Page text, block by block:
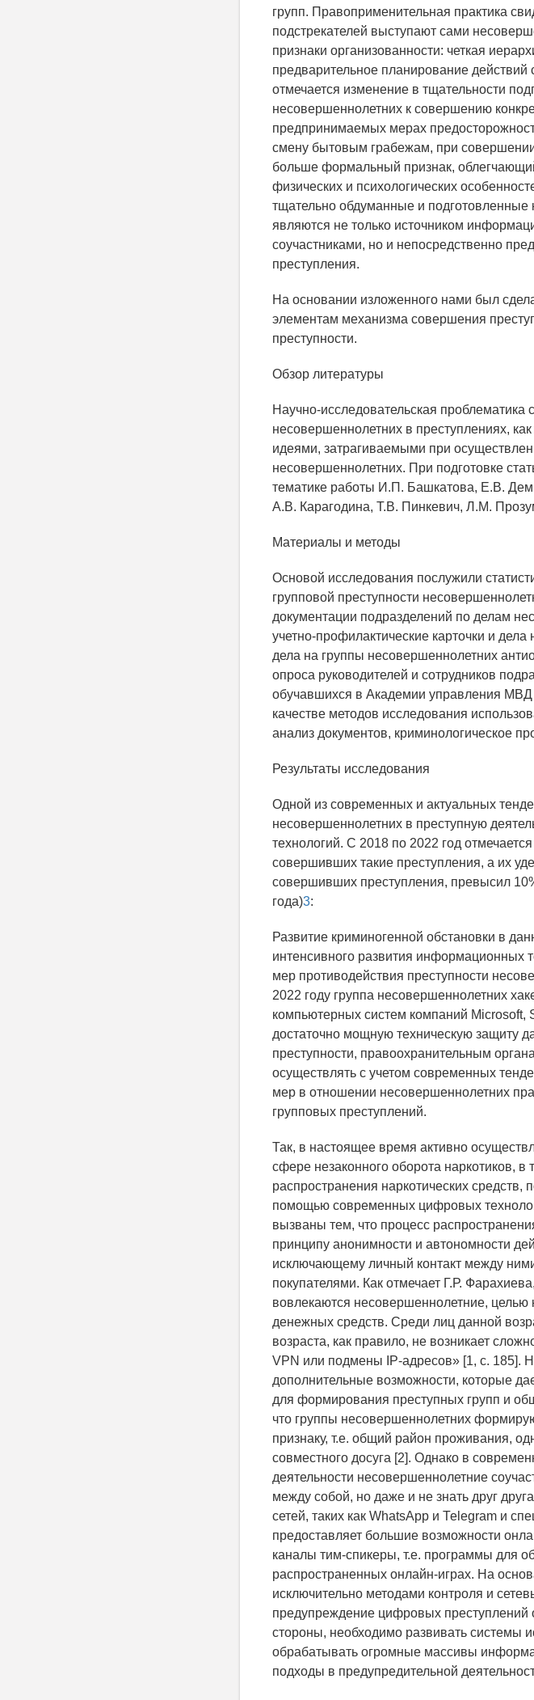
групп. Правоприменительная практика
подстрекателей выступают сами
признаки организованности: четкая
предварительное планирование
отмечается изменение в тщательности
несовершеннолетних к совершению
предпринимаемых мерах
смену бытовым грабежам, при
больше формальный признак,
физических и психологических
тщательно обдуманные и
являются не только источником
соучастниками, но и непосредственно
преступления.
На основании изложенного нами был
элементам механизма совершения
преступности.
Обзор литературы
Научно-исследовательская проблематика
несовершеннолетних в преступлениях,
идеями, затрагиваемыми при
несовершеннолетних. При подготовке
тематике работы И.П. Башкатова, Е.В.
А.В. Карагодина, Т.В. Пинкевич, Л.М.
Материалы и методы
Основой исследования послужили
групповой преступности
документации подразделений по делам
учетно-профилактические карточки и
дела на группы несовершеннолетних
опроса руководителей и сотрудников
обучавшихся в Академии управления МВД
качестве методов исследования
анализ документов, криминологическое
Результаты исследования
Одной из современных и актуальных
несовершеннолетних в преступную
технологий. С 2018 по 2022 год
совершивших такие преступления, а их
совершивших преступления, превысил
года)3:
Развитие криминогенной обстановки в
интенсивного развития информационных
мер противодействия преступности
2022 году группа несовершеннолетних
компьютерных систем компаний Microsoft,
достаточно мощную техническую защиту
преступности, правоохранительным
осуществлять с учетом современных
мер в отношении несовершеннолетних
групповых преступлений.
Так, в настоящее время активно
сфере незаконного оборота наркотиков,
распространения наркотических
помощью современных цифровых
вызваны тем, что процесс
принципу анонимности и автономности
исключающему личный контакт между
покупателями. Как отмечает Г.Р.
вовлекаются несовершеннолетние, целью
денежных средств. Среди лиц данной
возраста, как правило, не возникает
VPN или подмены IP-адресов» [1, с. 185].
дополнительные возможности, которые
для формирования преступных групп и
что группы несовершеннолетних
признаку, т.е. общий район проживания,
совместного досуга [2]. Однако в
деятельности несовершеннолетние
между собой, но даже и не знать друг
сетей, таких как WhatsApp и Теlеgrаm и
предоставляет большие возможности
каналы тим-спикеры, т.е. программы для
распространенных онлайн-играх. На
исключительно методами контроля и
предупреждение цифровых преступлений
стороны, необходимо развивать системы
обрабатывать огромные массивы
подходы в предупредительной